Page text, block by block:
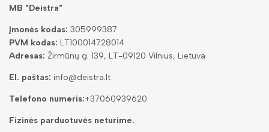
MB "Deistra"
Įmonės kodas: 305999387
PVM kodas: LT100014728014
Adresas: Žirmūnų g. 139, LT-09120 Vilnius, Lietuva
El. paštas: info@deistra.lt
Telefono numeris:+37060939620
Fizinės parduotuvės neturime.